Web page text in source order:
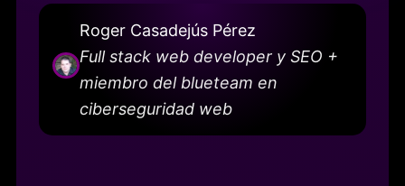
Roger Casadejús Pérez
Full stack web developer y SEO +
miembro del blueteam en
ciberseguridad web